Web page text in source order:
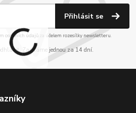
Přihlásit se
osobních údajůza účelem rozesílky newsletteru.
Zasíláme jednou za 14 dní.